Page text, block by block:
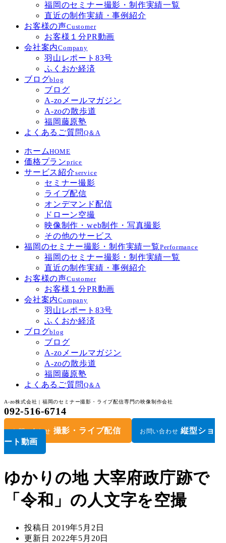
福岡のセミナー撮影・制作実績一覧
直近の制作実績・事例紹介
お客様の声Customer
お客様１分PR動画
会社案内Company
羽山レポート83号
ふくおか経済
ブログblog
ブログ
A-zoメールマガジン
A-zoの散歩道
福岡藤原塾
よくあるご質問 Q＆A
ホームHOME
価格プランprice
サービス紹介service
セミナー撮影
ライブ配信
オンデマンド配信
ドローン空撮
映像制作・web制作・写真撮影
その他のサービス
福岡のセミナー撮影・制作実績一覧Performance
福岡のセミナー撮影・制作実績一覧
直近の制作実績・事例紹介
お客様の声Customer
お客様１分PR動画
会社案内Company
羽山レポート83号
ふくおか経済
ブログblog
ブログ
A-zoメールマガジン
A-zoの散歩道
福岡藤原塾
よくあるご質問 Q＆A
A-zo株式会社 | 福岡のセミナー撮影・ライブ配信専門の映像制作会社
092-516-6714
お問い合わせ 撮影・ライブ配信 お問い合わせ 縦型ショ
ート動画
ゆかりの地 大宰府政庁跡で
「令和」の人文字を空撮
投稿日 2019年5月2日
更新日 2022年5月20日